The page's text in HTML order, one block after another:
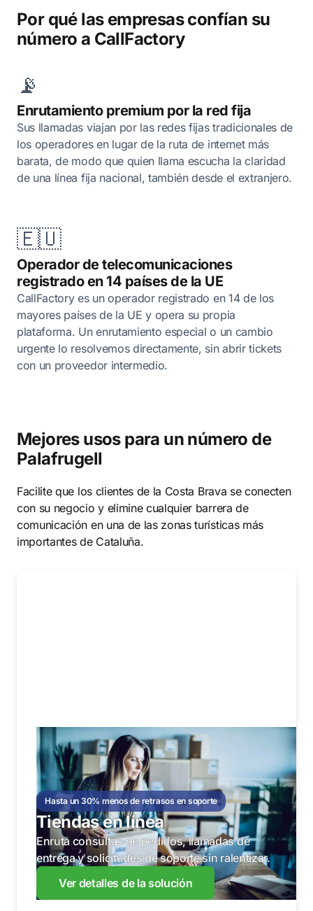
Por qué las empresas confían su
número a CallFactory
📡
Enrutamiento premium por la red fija
Sus llamadas viajan por las redes fijas tradicionales de
los operadores en lugar de la ruta de internet más
barata, de modo que quien llama escucha la claridad
de una línea fija nacional, también desde el extranjero.
🇪🇺
Operador de telecomunicaciones
registrado en 14 países de la UE
CallFactory es un operador registrado en 14 de los
mayores países de la UE y opera su propia
plataforma. Un enrutamiento especial o un cambio
urgente lo resolvemos directamente, sin abrir tickets
con un proveedor intermedio.
Mejores usos para un número de
Palafrugell
Facilite que los clientes de la Costa Brava se conecten
con su negocio y elimine cualquier barrera de
comunicación en una de las zonas turísticas más
importantes de Cataluña.
Hasta un 30% menos de retrasos en soporte
Tiendas en línea
Enruta consultas de pedidos, llamadas de
entrega y solicitudes de soporte sin ralentizar.
Ver detalles de la solución